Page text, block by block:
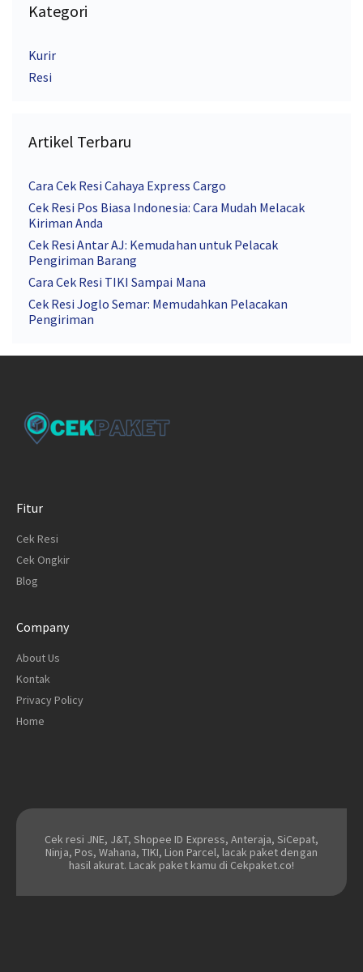
Kategori
Kurir
Resi
Artikel Terbaru
Cara Cek Resi Cahaya Express Cargo
Cek Resi Pos Biasa Indonesia: Cara Mudah Melacak
Kiriman Anda
Cek Resi Antar AJ: Kemudahan untuk Pelacak
Pengiriman Barang
Cara Cek Resi TIKI Sampai Mana
Cek Resi Joglo Semar: Memudahkan Pelacakan
Pengiriman
Fitur
Cek Resi
Cek Ongkir
Blog
Company
About Us
Kontak
Privacy Policy
Home
Cek resi JNE, J&T, Shopee ID Express, Anteraja, SiCepat,
Ninja, Pos, Wahana, TIKI, Lion Parcel, lacak paket dengan
hasil akurat. Lacak paket kamu di Cekpaket.co!